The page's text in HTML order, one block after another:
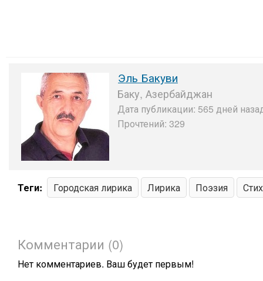
Эль Бакуви
Баку, Азербайджан
Дата публикации: 565 дней
Прочтений: 329
Теги: Городская лирика Лирика Поэзия
Комментарии (0)
Нет комментариев. Ваш будет первым!